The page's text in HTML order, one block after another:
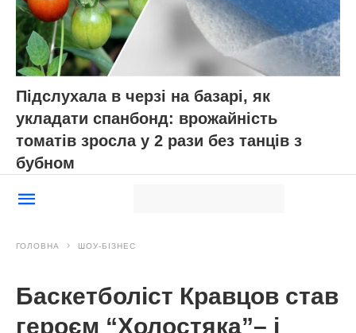
Підслухала в черзі на базарі, як
укладати спанбонд: врожайність
томатів зросла у 2 рази без танців з
бубном